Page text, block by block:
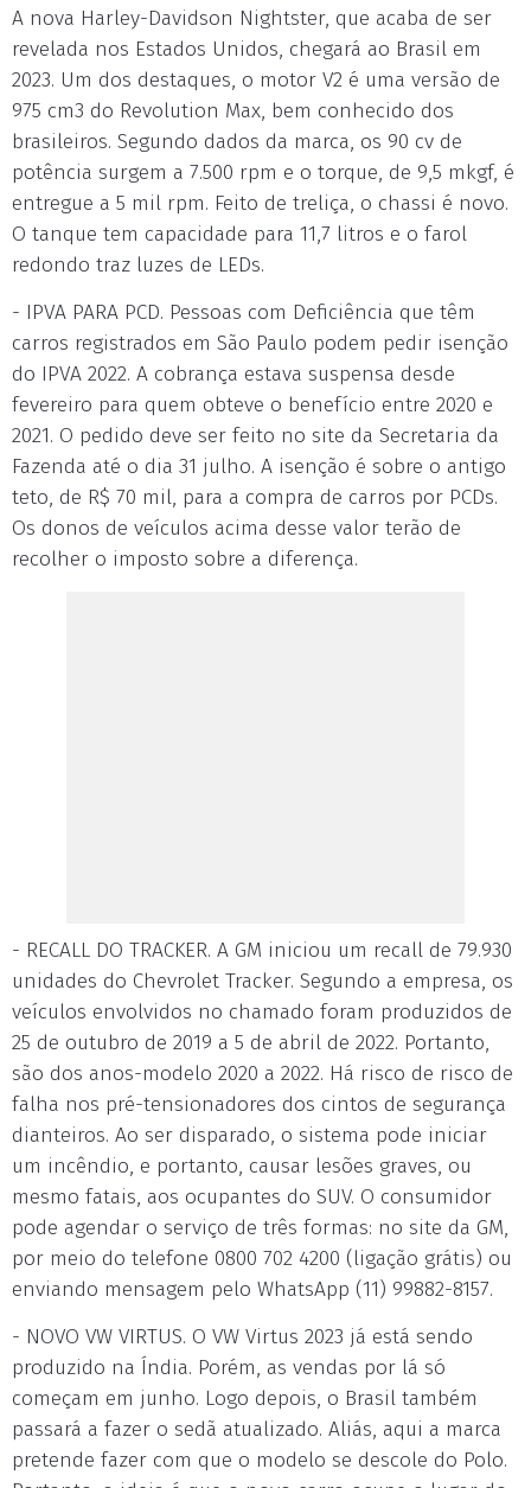
A nova Harley-Davidson Nightster, que acaba de ser
revelada nos Estados Unidos, chegará ao Brasil em
2023. Um dos destaques, o motor V2 é uma versão de
975 cm3 do Revolution Max, bem conhecido dos
brasileiros. Segundo dados da marca, os 90 cv de
potência surgem a 7.500 rpm e o torque, de 9,5 mkgf, é
entregue a 5 mil rpm. Feito de treliça, o chassi é novo.
O tanque tem capacidade para 11,7 litros e o farol
redondo traz luzes de LEDs.
- IPVA PARA PCD. Pessoas com Deficiência que têm
carros registrados em São Paulo podem pedir isenção
do IPVA 2022. A cobrança estava suspensa desde
fevereiro para quem obteve o benefício entre 2020 e
2021. O pedido deve ser feito no site da Secretaria da
Fazenda até o dia 31 julho. A isenção é sobre o antigo
teto, de R$ 70 mil, para a compra de carros por PCDs.
Os donos de veículos acima desse valor terão de
recolher o imposto sobre a diferença.
- RECALL DO TRACKER. A GM iniciou um recall de 79.930
unidades do Chevrolet Tracker. Segundo a empresa, os
veículos envolvidos no chamado foram produzidos de
25 de outubro de 2019 a 5 de abril de 2022. Portanto,
são dos anos-modelo 2020 a 2022. Há risco de risco de
falha nos pré-tensionadores dos cintos de segurança
dianteiros. Ao ser disparado, o sistema pode iniciar
um incêndio, e portanto, causar lesões graves, ou
mesmo fatais, aos ocupantes do SUV. O consumidor
pode agendar o serviço de três formas: no site da GM,
por meio do telefone 0800 702 4200 (ligação grátis) ou
enviando mensagem pelo WhatsApp (11) 99882-8157.
- NOVO VW VIRTUS. O VW Virtus 2023 já está sendo
produzido na Índia. Porém, as vendas por lá só
começam em junho. Logo depois, o Brasil também
passará a fazer o sedã atualizado. Aliás, aqui a marca
pretende fazer com que o modelo se descole do Polo.